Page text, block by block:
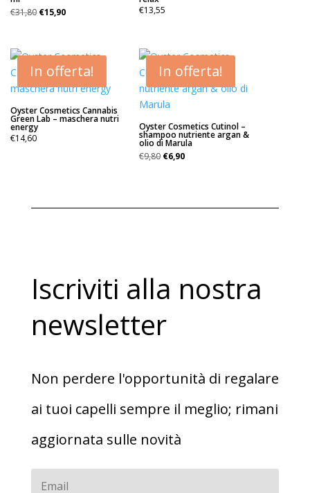
€31,80 Il
era:
€31,80.
€15,90Il
€15,90.
€13,55
In offerta!
Oyster Cosmetics Cannabis
Green Lab – maschera nutri
energy
€14,60
In offerta!
Oyster Cosmetics Cutinol –
shampoo nutriente argan &
olio di Marula
€9,80 Il
€9,80.
€6,90Il
€6,90.
Iscriviti alla nostra
newsletter
Non perdere l'opportunità di regalare
ai tuoi capelli sempre il meglio; rimani
aggiornata sulle novità